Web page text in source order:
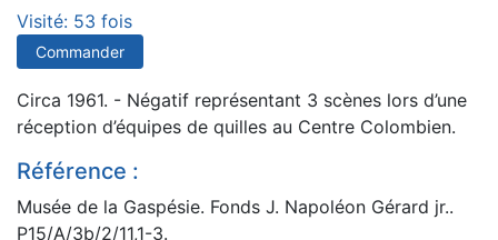
Visité: 53 fois
Commander
Circa 1961. - Négatif représentant 3 scènes lors d’une
réception d’équipes de quilles au Centre Colombien.
Référence :
Musée de la Gaspésie. Fonds J. Napoléon Gérard jr..
P15/A/3b/2/11,1-3.